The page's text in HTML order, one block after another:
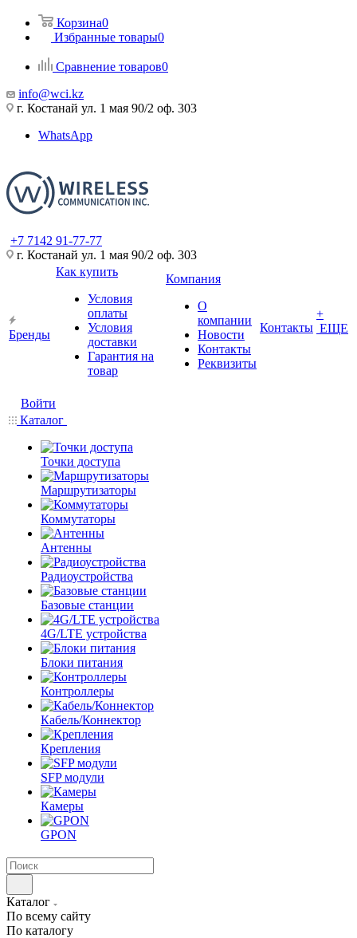
Корзина0
Избранные товары0
Сравнение товаров0
info@wci.kz
г. Костанай ул. 1 мая 90/2 оф. 303
WhatsApp
+7 7142 91-77-77
г. Костанай ул. 1 мая 90/2 оф. 303
Бренды
Как купить
Условия
оплаты
Условия
доставки
Гарантия на
товар
Компания
О
компании
Новости
Контакты
Реквизиты
Контакты
+
ЕЩЕ
Войти
Каталог
Точки доступа
Маршрутизаторы
Коммутаторы
Антенны
Радиоустройства
Базовые станции
4G/LTE устройства
Блоки питания
Контроллеры
Кабель/Коннектор
Крепления
SFP модули
Камеры
GPON
Каталог
По всему сайту
По каталогу